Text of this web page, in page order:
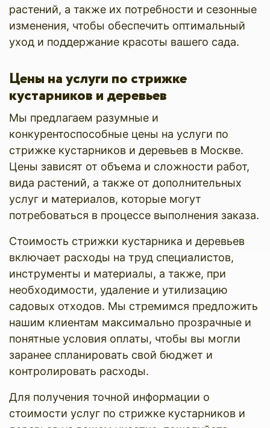
растений, а также их потребности и сезонные
изменения, чтобы обеспечить оптимальный
уход и поддержание красоты вашего сада.
Цены на услуги по стрижке
кустарников и деревьев
Мы предлагаем разумные и
конкурентоспособные цены на услуги по
стрижке кустарников и деревьев в Москве.
Цены зависят от объема и сложности работ,
вида растений, а также от дополнительных
услуг и материалов, которые могут
потребоваться в процессе выполнения заказа.
Стоимость стрижки кустарника и деревьев
включает расходы на труд специалистов,
инструменты и материалы, а также, при
необходимости, удаление и утилизацию
садовых отходов. Мы стремимся предложить
нашим клиентам максимально прозрачные и
понятные условия оплаты, чтобы вы могли
заранее спланировать свой бюджет и
контролировать расходы.
Для получения точной информации о
стоимости услуг по стрижке кустарников и